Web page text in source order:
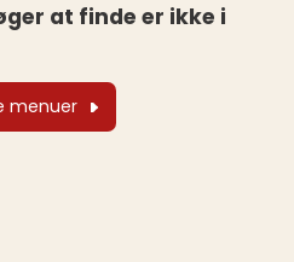
at finde er ikke i
menuer